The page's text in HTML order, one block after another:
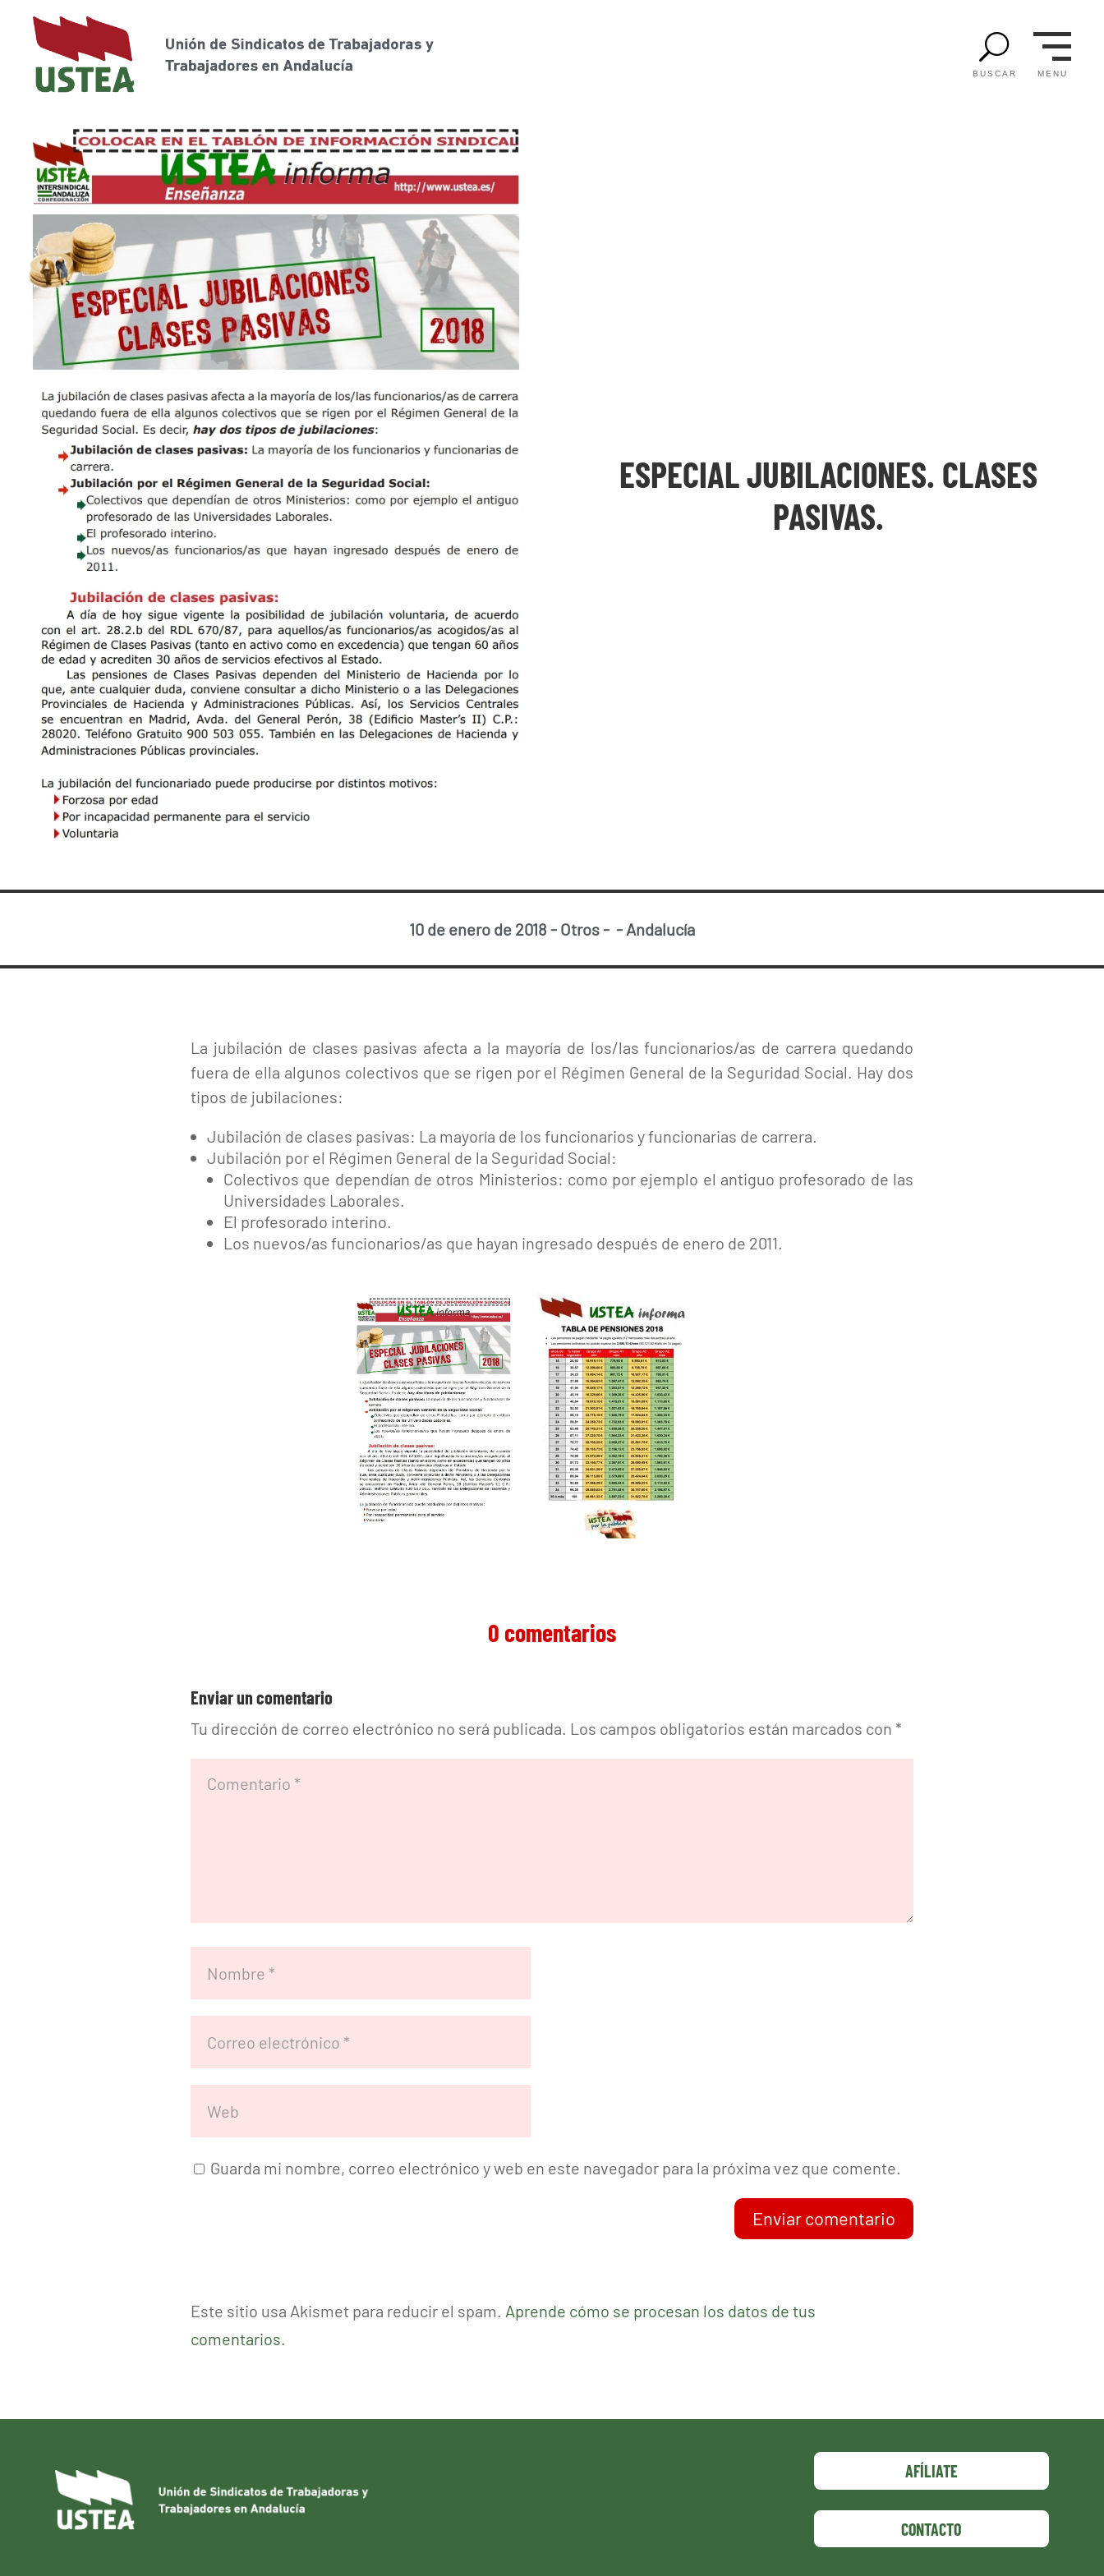
U
BUSCAR MENU
ESPECIAL JUBILACIONES. CLASES
PASIVAS.
10 de enero de 2018 - Otros- - Andalucía
La jubilación de clases pasivas afecta a la mayoría de los/las funcionarios/as de carrera quedando
fuera de ella algunos colectivos que se rigen por el Régimen General de la Seguridad Social. Hay dos
tipos de jubilaciones:
Jubilación de clases pasivas: La mayoría de los funcionarios y funcionarias de carrera.
Jubilación por el Régimen General de la Seguridad Social:
Colectivos que dependían de otros Ministerios: como por ejemplo el antiguo profesorado de las
Universidades Laborales.
El profesorado interino.
Los nuevos/as funcionarios/as que hayan ingresado después de enero de 2011.
0 comentarios
Enviar un comentario
Tu dirección de correo electrónico no será publicada. Los campos obligatorios están marcados con *
Guarda mi nombre, correo electrónico y web en este navegador para la próxima vez que comente.
Enviar comentario
Este sitio usa Akismet para reducir el spam. Aprende cómo se procesan los datos de tus
comentarios.
AFÍLIATE
CONTACTO